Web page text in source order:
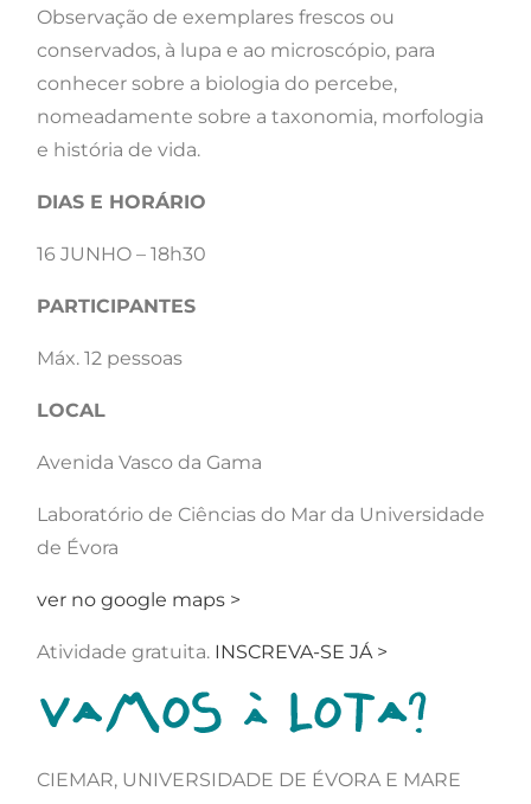
Observação de exemplares frescos ou
conservados, à lupa e ao microscópio, para
conhecer sobre a biologia do percebe,
nomeadamente sobre a taxonomia, morfologia
e história de vida.
DIAS E HORÁRIO
16 JUNHO – 18h30
PARTICIPANTES
Máx. 12 pessoas
LOCAL
Avenida Vasco da Gama
Laboratório de Ciências do Mar da Universidade
de Évora
ver no google maps >
Atividade gratuita. INSCREVA-SE JÁ >
CIEMAR, UNIVERSIDADE DE ÉVORA E MARE